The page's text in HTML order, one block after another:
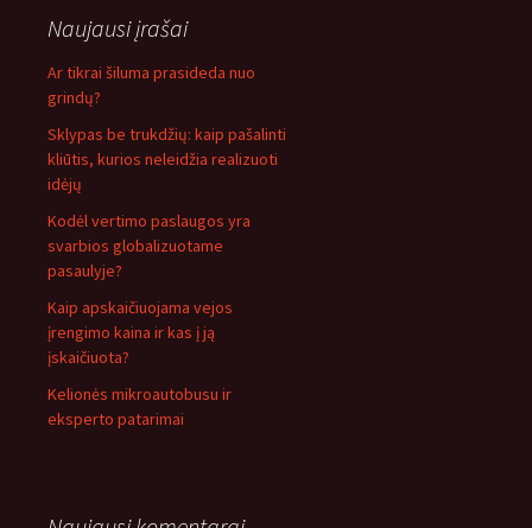
Naujausi įrašai
Ar tikrai šiluma prasideda nuo
grindų?
Sklypas be trukdžių: kaip pašalinti
kliūtis, kurios neleidžia realizuoti
idėjų
Kodėl vertimo paslaugos yra
svarbios globalizuotame
pasaulyje?
Kaip apskaičiuojama vejos
įrengimo kaina ir kas į ją
įskaičiuota?
Kelionės mikroautobusu ir
eksperto patarimai